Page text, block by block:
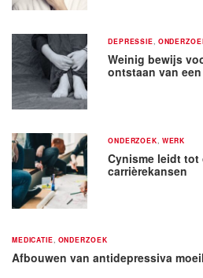
DEPRESSIE
Weinig bewijs
ontstaan van
ONDERZOEK WERK
Cynisme leidt
carrièrekansen
MEDICATIE ONDERZOEK
Afbouwen van antidepressiva